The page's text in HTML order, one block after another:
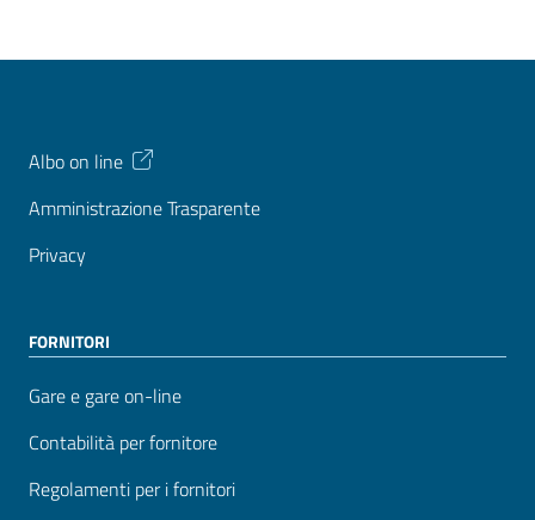
Albo on line
Amministrazione Trasparente
Privacy
FORNITORI
Gare e gare on-line
Contabilità per fornitore
Regolamenti per i fornitori